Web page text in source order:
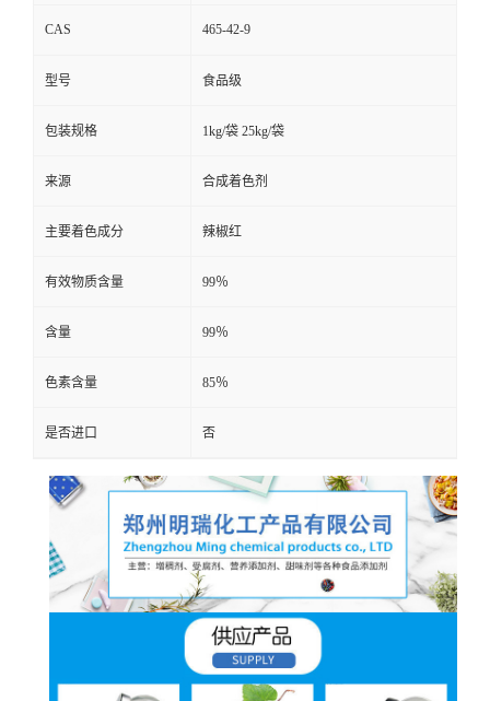
CAS 465-42-9
型号 食品级
包装规格 1kg/袋 25kg/袋
来源 合成着色剂
主要着色成分 辣椒红
有效物质含量 99％
含量 99％
色素含量 85％
是否进口 否